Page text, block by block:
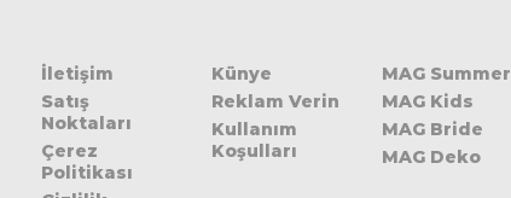
İletişim
Satış
Noktaları
Çerez
Politikası
Künye
Reklam Verin
Kullanım
Koşulları
MAG Summer
MAG Kids
MAG Bride
MAG Deko